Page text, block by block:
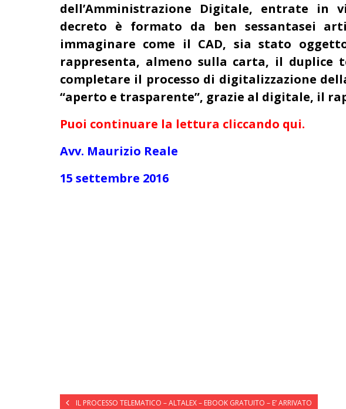
dell’Amministrazione Digitale, entrate in
decreto è formato da ben sessantasei
immaginare come il CAD, sia stato
rappresenta, almeno sulla carta, il
completare il processo di digitalizzazione
“aperto e trasparente”, grazie al digitale, il
Puoi continuare la lettura cliccando qui.
Avv. Maurizio Reale
15 settembre 2016
IL PROCESSO TELEMATICO – ALTALEX – EBOOK GRATUITO – E’ ARRIVATO